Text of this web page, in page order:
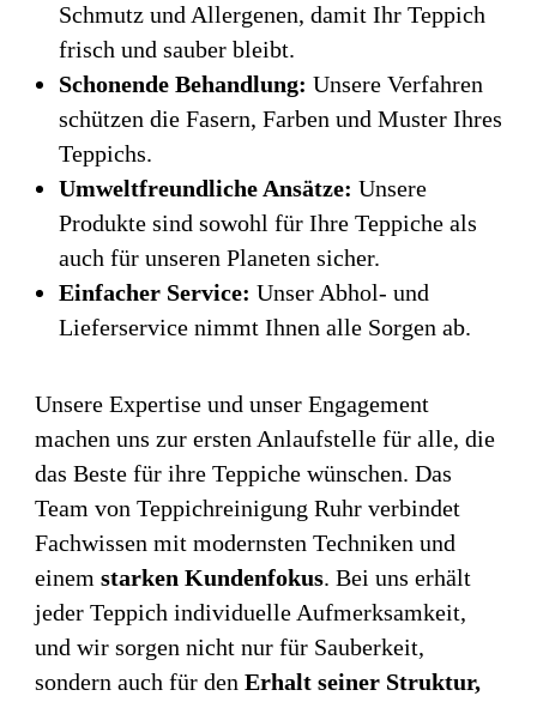
Schmutz und Allergenen, damit Ihr Teppich
frisch und sauber bleibt.
Schonende Behandlung: Unsere Verfahren
schützen die Fasern, Farben und Muster Ihres
Teppichs.
Umweltfreundliche Ansätze: Unsere
Produkte sind sowohl für Ihre Teppiche als
auch für unseren Planeten sicher.
Einfacher Service: Unser Abhol- und
Lieferservice nimmt Ihnen alle Sorgen ab.
Unsere Expertise und unser Engagement
machen uns zur ersten Anlaufstelle für alle, die
das Beste für ihre Teppiche wünschen. Das
Team von Teppichreinigung Ruhr verbindet
Fachwissen mit modernsten Techniken und
einem starken Kundenfokus. Bei uns erhält
jeder Teppich individuelle Aufmerksamkeit,
und wir sorgen nicht nur für Sauberkeit,
sondern auch für den Erhalt seiner Struktur,